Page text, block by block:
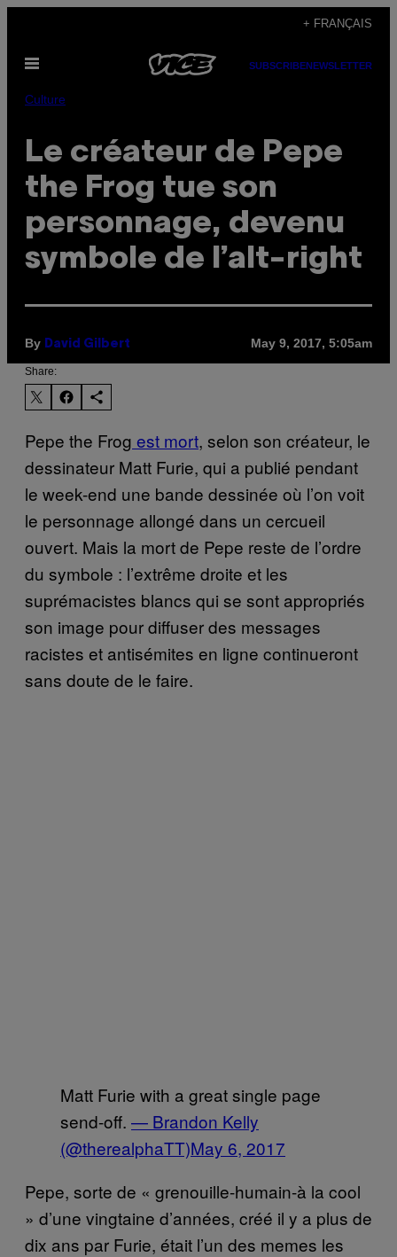
content
+ FRANÇAIS
Open
SUBSCRIBENEWSLETTER
Culture
Le créateur de Pepe
the Frog tue son
personnage, devenu
symbole de l’alt-right
By David Gilbert May 9, 2017, 5:05am
Share:
Pepe the Frog est mort, selon son créateur, le
dessinateur Matt Furie, qui a publié pendant
le week-end une bande dessinée où l’on voit
le personnage allongé dans un cercueil
ouvert. Mais la mort de Pepe reste de l’ordre
du symbole : l’extrême droite et les
suprémacistes blancs qui se sont appropriés
son image pour diffuser des messages
racistes et antisémites en ligne continueront
sans doute de le faire.
Matt Furie with a great single page
send-off. — Brandon Kelly
(@therealphaTT)May 6, 2017
Pepe, sorte de « grenouille-humain-à la cool
» d’une vingtaine d’années, créé il y a plus de
dix ans par Furie, était l’un des memes les